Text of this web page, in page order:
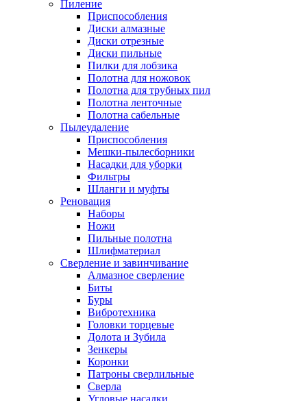
Пиление
Приспособления
Диски алмазные
Диски отрезные
Диски пильные
Пилки для лобзика
Полотна для ножовок
Полотна для трубных пил
Полотна ленточные
Полотна сабельные
Пылеудаление
Приспособления
Мешки-пылесборники
Насадки для уборки
Фильтры
Шланги и муфты
Реновация
Наборы
Ножи
Пильные полотна
Шлифматериал
Сверление и завинчивание
Алмазное сверление
Биты
Буры
Вибротехника
Головки торцевые
Долота и Зубила
Зенкеры
Коронки
Патроны сверлильные
Сверла
Угловые насадки